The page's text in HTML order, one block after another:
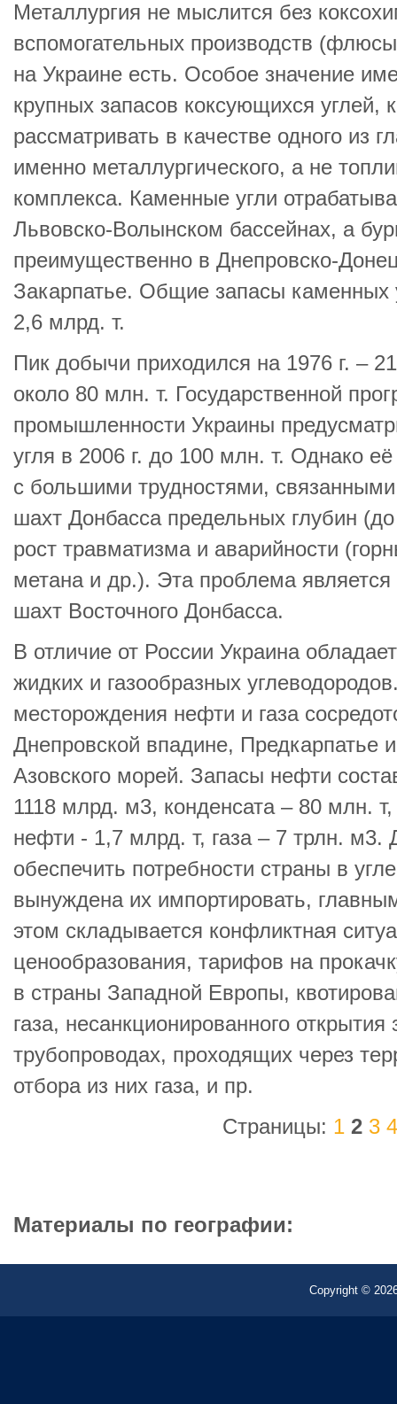
Металлургия не мыслится без
вспомогательных производств
на Украине есть. Особое значение
крупных запасов коксующихся углей,
рассматривать в качестве одного из
именно металлургического, а не
комплекса. Каменные угли
Львовско-Волынском бассейнах, а
преимущественно в Днепровско-
Закарпатье. Общие запасы каменных
2,6 млрд. т.
Пик добычи приходился на 1976 г. –
около 80 млн. т. Государственной
промышленности Украины
угля в 2006 г. до 100 млн. т. Однако
с большими трудностями,
шахт Донбасса предельных глубин
рост травматизма и аварийности
метана и др.). Эта проблема
шахт Восточного Донбасса.
В отличие от России Украина
жидких и газообразных
месторождения нефти и газа
Днепровской впадине, Предкарпатье
Азовского морей. Запасы нефти
1118 млрд. м3, конденсата – 80 млн.
нефти - 1,7 млрд. т, газа – 7 трлн. м3.
обеспечить потребности страны в
вынуждена их импортировать,
этом складывается конфликтная
ценообразования, тарифов на
в страны Западной Европы,
газа, несанкционированного открытия
трубопроводах, проходящих через
отбора из них газа, и пр.
Страницы: 1 2 3 4
Материалы по географии:
Copyright ©